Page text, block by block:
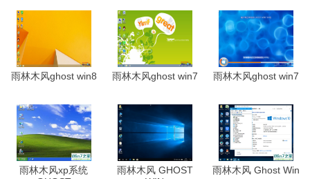
雨林木风ghost win8 雨林木风ghost win7 雨林木风ghost win7
雨林木风xp系统
雨林木风 GHOST
雨林木风 Ghost Win